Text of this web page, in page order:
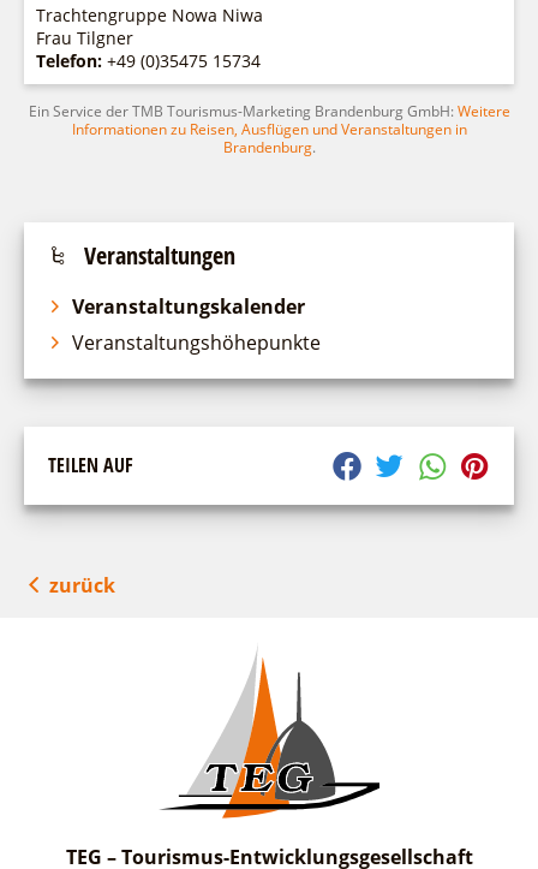
Q-Gemeinde Schwielochsee
Staatlich anerkannter Erholungsort Goyatz
Unternehmensbetreuung
Aktuelles
Infomaterial
Warenkorb
Trachtengruppe Nowa Niwa
Frau Tilgner
Telefon: +49 (0)35475 15734
Ein Service der TMB Tourismus-Marketing Brandenburg GmbH:Weitere
Informationen zu Reisen, Ausflügen und Veranstaltungen in
Brandenburg.
Veranstaltungen
Veranstaltungskalender
Veranstaltungshöhepunkte
TEILEN AUF
zurück
TEG – Tourismus-Entwicklungsgesellschaft